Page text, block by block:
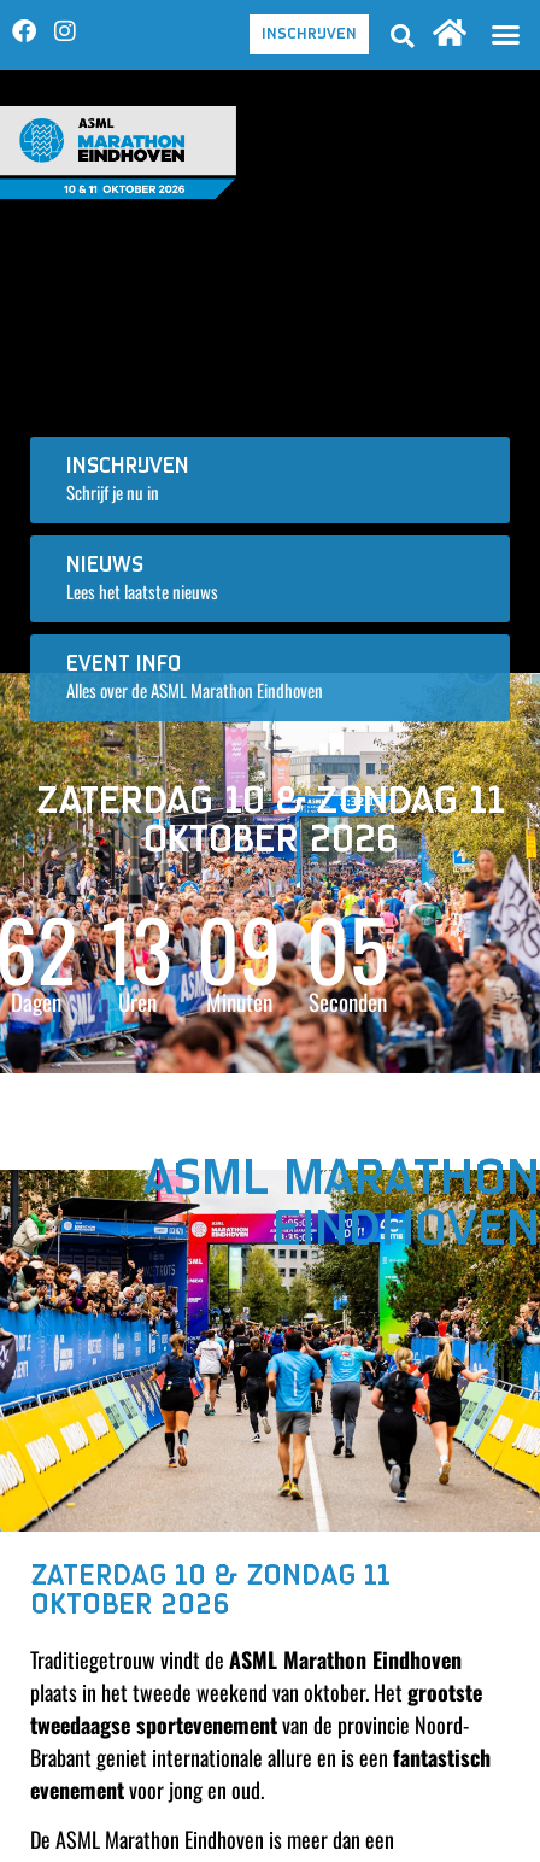
INSCHRIJVEN
INSCHRIJVEN
Schrijf je nu in
NIEUWS
Lees het laatste nieuws
EVENT INFO
Alles over de ASML Marathon Eindhoven
ZATERDAG 10 & ZONDAG 11
OKTOBER 2026
Dagen 13
Uren 09
Minuten 03
Seconden
ASML MARATHON
EINDHOVEN
ZATERDAG 10 & ZONDAG 11
OKTOBER 2026
Traditiegetrouw vindt deASML Marathon Eindhoven
plaats in het tweede weekend van oktober. Hetgrootste
tweedaagse sportevenementvan de provincie Noord-
Brabant geniet internationale allure en is eenfantastisch
evenementvoor jong en oud.
De ASML Marathon Eindhoven is meer dan een